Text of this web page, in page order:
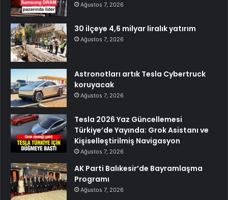
Ağustos 7, 2026
30 ilçeye 4,6 milyar liralık yatırım
Ağustos 7, 2026
Astronotları artık Tesla Cybertruck
koruyacak
Ağustos 7, 2026
Tesla 2026 Yaz Güncellemesi
Türkiye’de Yayında: Grok Asistanı ve
Kişiselleştirilmiş Navigasyon
Ağustos 7, 2026
AK Parti Balıkesir’de Bayramlaşma
Programı
Ağustos 7, 2026